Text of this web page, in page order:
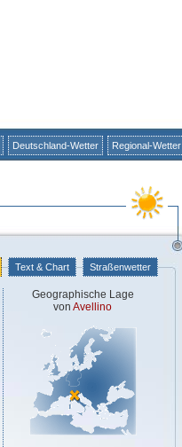
Deutschland-Wetter Regional-Wetter
Text & Chart Straßenwetter
Geographische Lage
von Avellino